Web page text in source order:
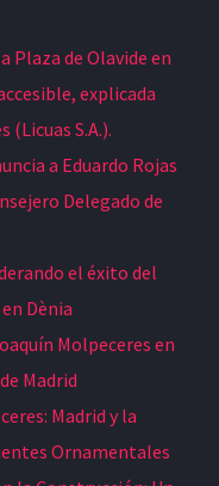
Plaza de Olavide en
explicada
(Licuas S.A.).
a Eduardo Rojas
Delegado de
el éxito del
Dènia
Molpeceres en
Madrid
Madrid y la
Ornamentales